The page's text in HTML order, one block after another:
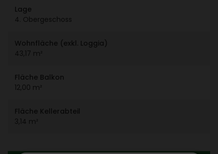
Lage
4. Ober­ge­schoss
Wohn­fläche (exkl. Loggia)
43,17 m²
Fläche Balkon
12,00 m²
Fläche Keller­ab­teil
3,14 m²